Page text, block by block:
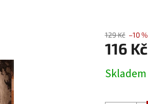
129 Kč –10 %
116 Kč
cena:
Skladem